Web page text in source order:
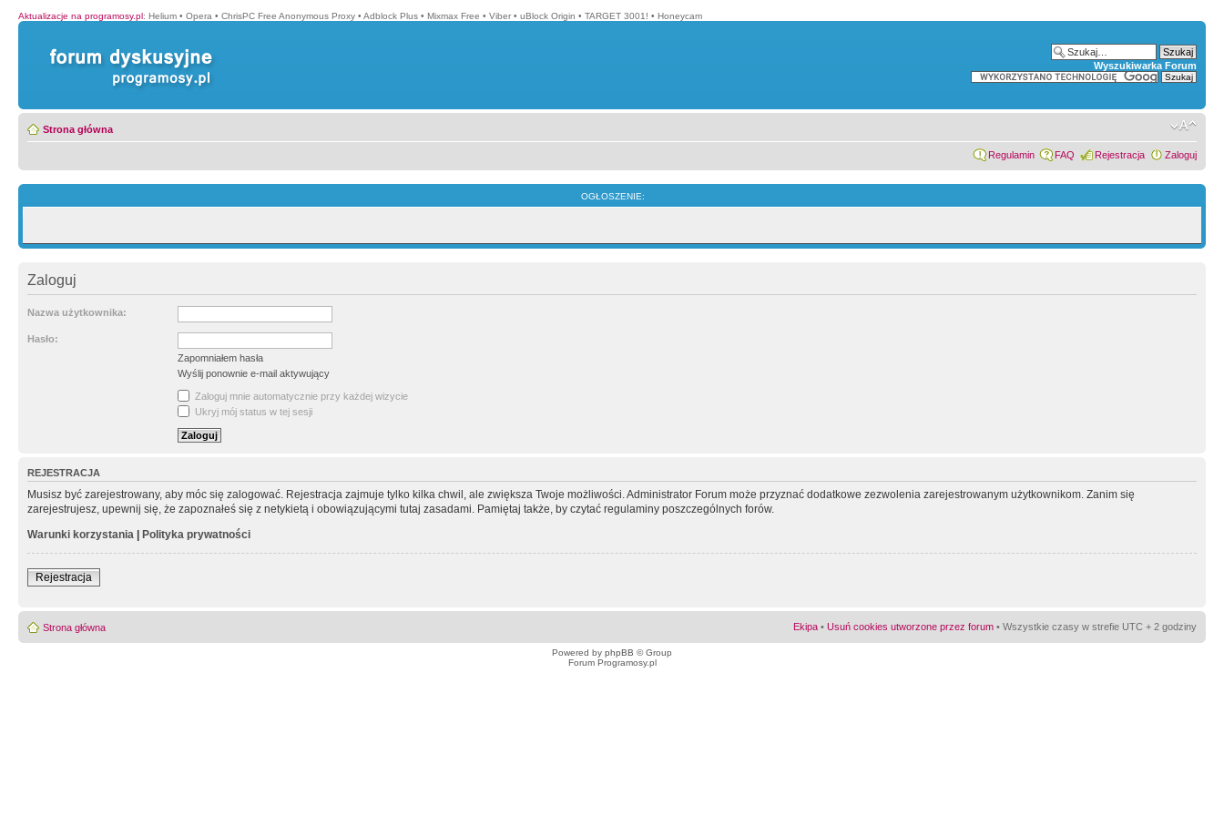
Aktualizacje na programosy.pl: Helium • Opera • ChrisPC Free Anonymous Proxy • Adblock Plus • Mixmax Free • Viber • uBlock Origin • TARGET 3001! • Honeycam
Wyszukiwarka Forum
Strona główna
Regulamin FAQ Rejestracja Zaloguj
OGŁOSZENIE:
Zaloguj
Nazwa użytkownika:
Hasło:
Zapomniałem hasła
Wyślij ponownie e-mail aktywujący
Zaloguj mnie automatycznie przy każdej wizycie
Ukryj mój status w tej sesji
REJESTRACJA
Musisz być zarejestrowany, aby móc się zalogować. Rejestracja zajmuje tylko kilka chwil, ale zwiększa Twoje możliwości. Administrator Forum może przyznać dodatkowe zezwolenia zarejestrowanym użytkownikom. Zanim się
zarejestrujesz, upewnij się, że zapoznałeś się z netykietą i obowiązującymi tutaj zasadami. Pamiętaj także, by czytać regulaminy poszczególnych forów.
Warunki korzystania | Polityka prywatności
Rejestracja
Strona główna Ekipa • Usuń cookies utworzone przez forum • Wszystkie czasy w strefie UTC + 2 godziny
Powered by phpBB © Group
Forum Programosy.pl